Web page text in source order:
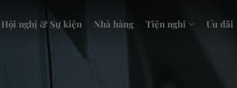
Hội nghị & Sự kiện Nhà hàng Tiện nghi Ưu đãi